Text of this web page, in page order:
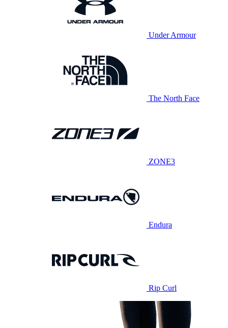
Under Armour
The North Face
ZONE3
Endura
Rip Curl